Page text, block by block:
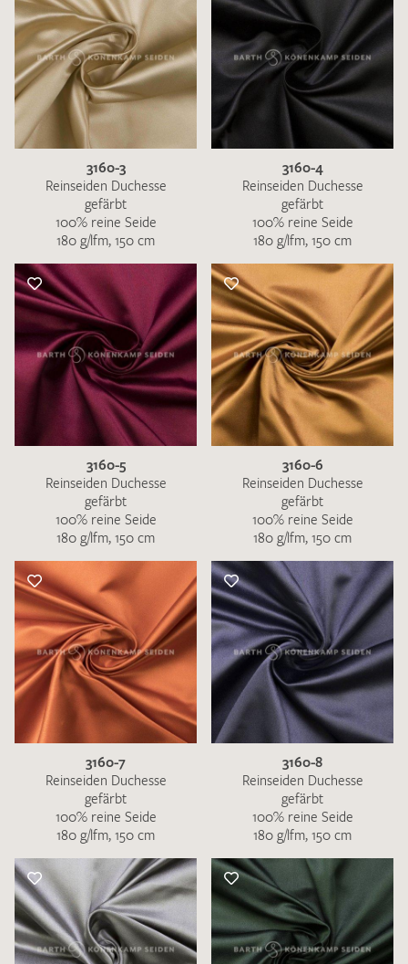
3160-3
Reinseiden Duchesse
gefärbt
100% reine Seide
180 g/lfm, 150 cm
3160-4
Reinseiden Duchesse
gefärbt
100% reine Seide
180 g/lfm, 150 cm
3160-5
Reinseiden Duchesse
gefärbt
100% reine Seide
180 g/lfm, 150 cm
3160-6
Reinseiden Duchesse
gefärbt
100% reine Seide
180 g/lfm, 150 cm
3160-7
Reinseiden Duchesse
gefärbt
100% reine Seide
180 g/lfm, 150 cm
3160-8
Reinseiden Duchesse
gefärbt
100% reine Seide
180 g/lfm, 150 cm